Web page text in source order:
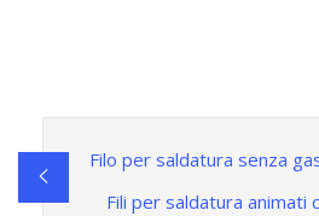
Filo per saldatura senza
Fili per saldatura animati